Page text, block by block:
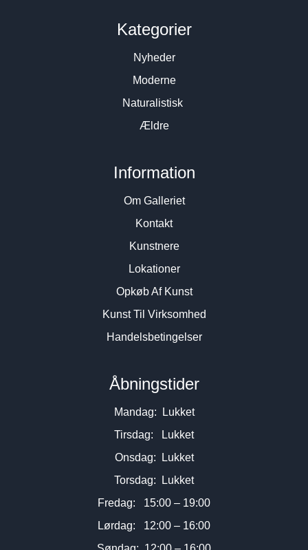
Kategorier
Nyheder
Moderne
Naturalistisk
Ældre
Information
Om Galleriet
Kontakt
Kunstnere
Lokationer
Opkøb Af Kunst
Kunst Til Virksomhed
Handelsbetingelser
Åbningstider
Mandag: Lukket
Tirsdag: Lukket
Onsdag: Lukket
Torsdag: Lukket
Fredag: 15:00 – 19:00
Lørdag: 12:00 – 16:00